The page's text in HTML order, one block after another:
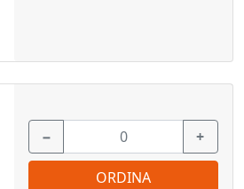
− +
ORDINA